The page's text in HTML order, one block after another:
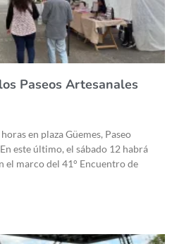
Paseos Artesanales
en plaza Güemes, Paseo
este último, el sábado 12 habrá
el marco del 41° Encuentro de